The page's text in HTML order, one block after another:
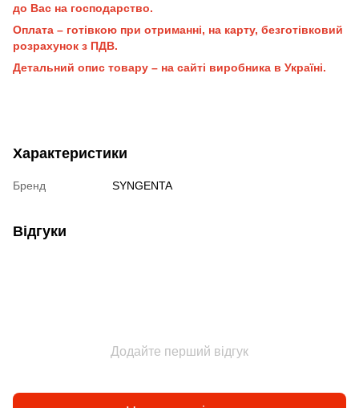
до Вас на господарство.
Оплата – готівкою при отриманні, на карту, безготівковий
розрахунок з ПДВ.
Детальний опис товару – на сайті виробника в Україні.
Характеристики
Бренд SYNGENTA
Відгуки
Додайте перший відгук